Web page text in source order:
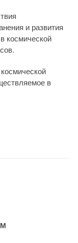
и развития
космической
в